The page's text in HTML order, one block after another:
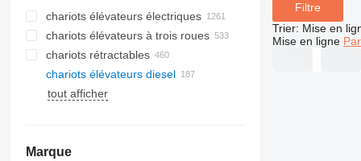
chariots élévateurs électriques
chariots élévateurs à trois roues
chariots rétractables
chariots élévateurs diesel
tout afficher
Marque
Filtre
Trier: Mise en
Mise en ligne